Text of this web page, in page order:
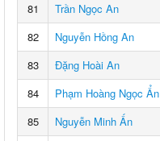
81
Trần Ngọc An
82
Nguyễn Hồng An
83
Đặng Hoài An
84
Phạm Hoàng Ngọc Ẩn
85
Nguyễn Minh Ấn